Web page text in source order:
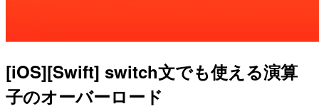
[iOS][Swift] switch文でも使える演算
子のオーバーロード